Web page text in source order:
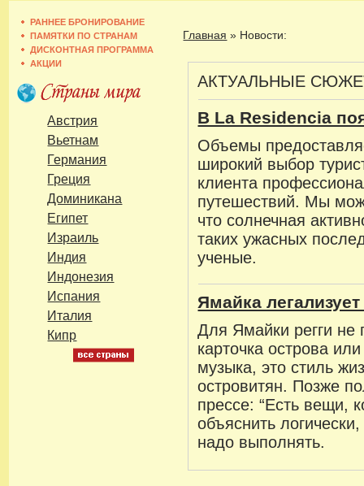
РАННЕЕ БРОНИРОВАНИЕ
ПАМЯТКИ ПО СТРАНАМ
ДИСКОНТНАЯ ПРОГРАММА
АКЦИИ
Австрия
Вьетнам
Германия
Греция
Доминикана
Египет
Израиль
Индия
Индонезия
Испания
Италия
Кипр
Главная » Новости:
АКТУАЛЬНЫЕ
В La Residencia
Объемы
широкий выбор
клиента
путешествий. Мы
что солнечная
таких ужасных
ученые.
Ямайка
Для Ямайки регги не
карточка острова
музыка, это стиль
островитян. Позже
прессе: “Есть вещи,
объяснить
надо выполнять.